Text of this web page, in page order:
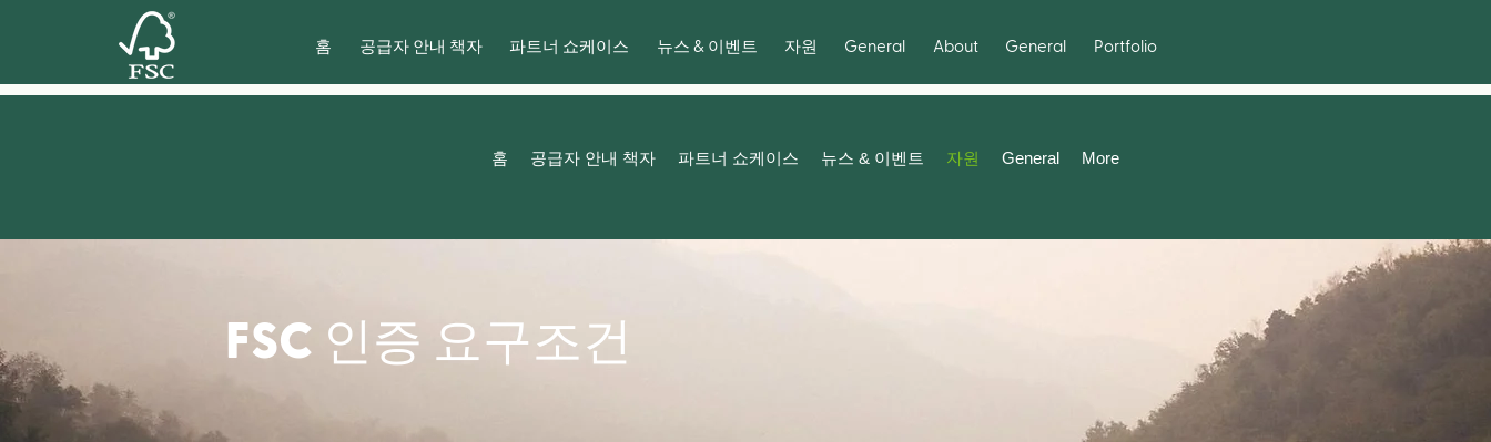
홈 공급자 안내 책자 파트너 쇼케이스 뉴스 & 이벤트 자원 General About General Portfolio
홈 공급자 안내 책자 파트너 쇼케이스 뉴스 & 이벤트 자원 General More
FSC 인증 요구조건